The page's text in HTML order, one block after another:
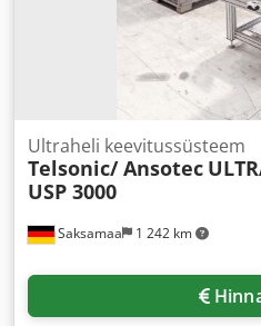
Saksamaa 1 242 km
Ultraheli keevitussüsteem
Telsonic/ Ansotec
USP 3000